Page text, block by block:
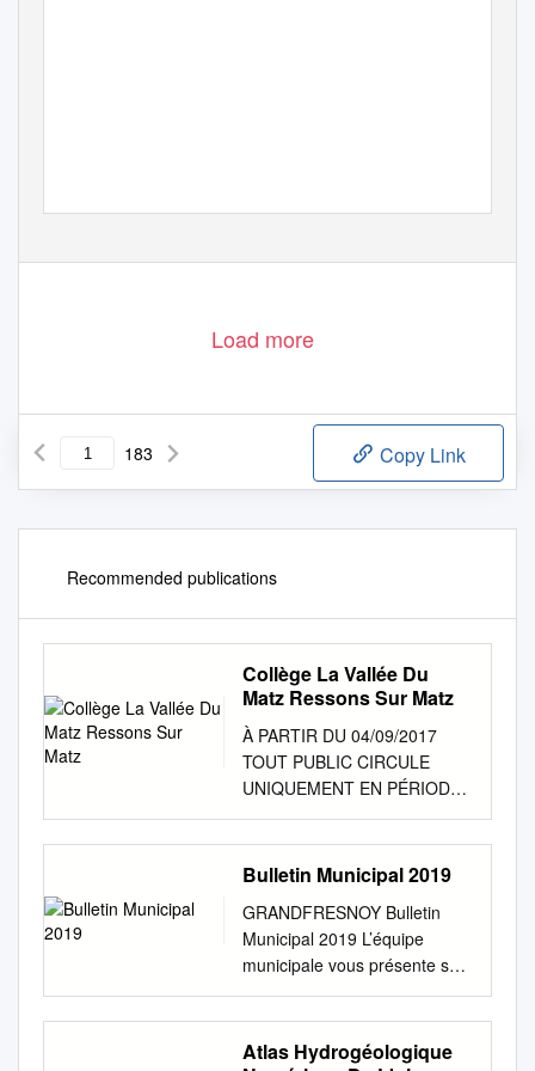
Load more
183 Copy Link
Recommended publications
Collège La Vallée Du
Matz Ressons Sur Matz
À PARTIR DU 04/09/2017
TOUT PUBLIC CIRCULE
UNIQUEMENT EN PÉRIODE
SCOLAIRE Collège La Vallée
du Matz Ressons sur Matz
Simpliez vos déplacements
oise-mobilite.fr 0 970 150 150
Collège La Vallée du Matz
TOUT PUBLIC CIRCULE
UNIQUEMENT Ressons sur
Matz EN PÉRIODE
SCOLAIRE u ALLER u
Collège La Vallée du Matz
Bulletin Municipal 2019
GRANDFRESNOY Bulletin
Municipal 2019 L’équipe
municipale vous présente ses
meilleurs vœux 2019 1
Sommaire 3 Le mot du Maire
6 Histoire de la commune 8
Atlas Hydrogéologique